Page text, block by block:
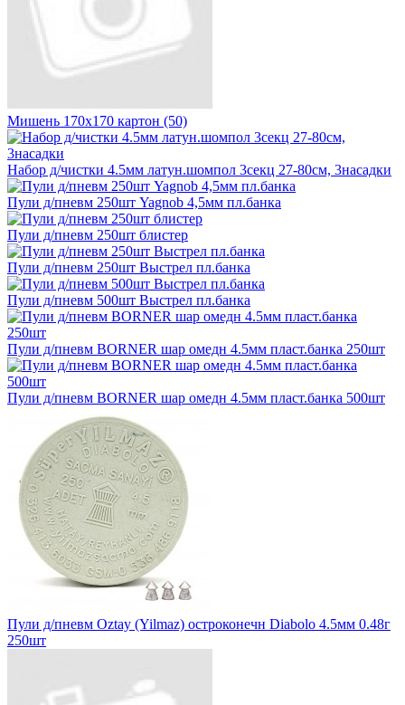
Мишень 170х170 картон (50)
Набор д/чистки 4.5мм латун.шомпол 3секц 27-80см, 3насадки
Пули д/пневм 250шт Yagnob 4,5мм пл.банка
Пули д/пневм 250шт блистер
Пули д/пневм 250шт Выстрел пл.банка
Пули д/пневм 500шт Выстрел пл.банка
Пули д/пневм BORNER шар омедн 4.5мм пласт.банка 250шт
Пули д/пневм BORNER шар омедн 4.5мм пласт.банка 500шт
Пули д/пневм Oztay (Yilmaz) остроконечн Diabolo 4.5мм 0.48г
250шт